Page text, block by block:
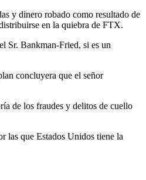
y dinero robado como resultado de
en la quiebra de FTX.
concluyera que el señor
de los fraudes y delitos de cuello
las que Estados Unidos tiene la